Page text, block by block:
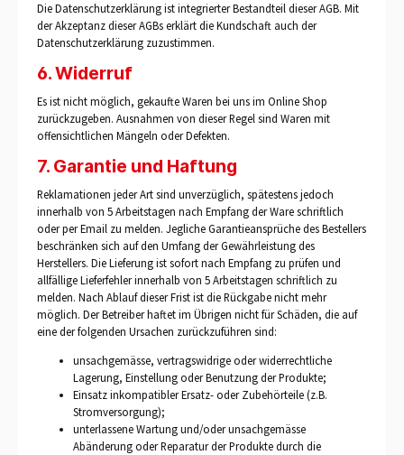
Die Datenschutzerklärung ist integrierter Bestandteil dieser AGB. Mit
der Akzeptanz dieser AGBs erklärt die Kundschaft auch der
Datenschutzerklärung zuzustimmen.
6. Widerruf
Es ist nicht möglich, gekaufte Waren bei uns im Online Shop
zurückzugeben. Ausnahmen von dieser Regel sind Waren mit
offensichtlichen Mängeln oder Defekten.
7. Garantie und Haftung
Reklamationen jeder Art sind unverzüglich, spätestens jedoch
innerhalb von 5 Arbeitstagen nach Empfang der Ware schriftlich
oder per Email zu melden. Jegliche Garantieansprüche des Bestellers
beschränken sich auf den Umfang der Gewährleistung des
Herstellers. Die Lieferung ist sofort nach Empfang zu prüfen und
allfällige Lieferfehler innerhalb von 5 Arbeitstagen schriftlich zu
melden. Nach Ablauf dieser Frist ist die Rückgabe nicht mehr
möglich. Der Betreiber haftet im Übrigen nicht für Schäden, die auf
eine der folgenden Ursachen zurückzuführen sind:
unsachgemässe, vertragswidrige oder widerrechtliche
Lagerung, Einstellung oder Benutzung der Produkte;
Einsatz inkompatibler Ersatz- oder Zubehörteile (z.B.
Stromversorgung);
unterlassene Wartung und/oder unsachgemässe
Abänderung oder Reparatur der Produkte durch die